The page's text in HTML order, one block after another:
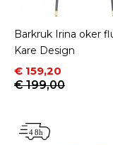
Barkruk Irina oker
Kare Design
Prijs
€ 159,20
Normale prijs
€ 199,00